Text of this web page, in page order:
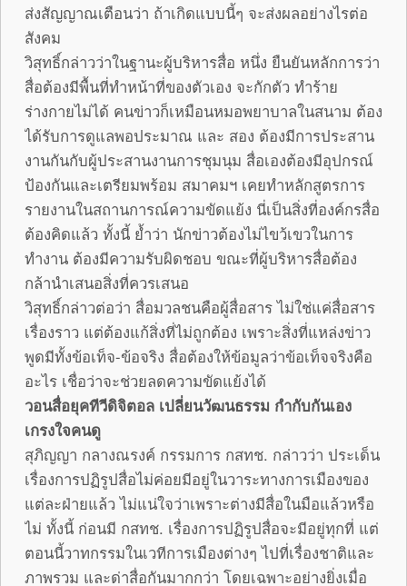
ส่งสัญญาณเตือนว่า ถ้าเกิดแบบนี้ๆ จะส่งผลอย่างไรต่อ
สังคม
วิสุทธิ์กล่าวว่าในฐานะผู้บริหารสื่อ หนึ่ง ยืนยันหลักการว่า
สื่อต้องมีพื้นที่ทำหน้าที่ของตัวเอง จะกักตัว ทำร้าย
ร่างกายไม่ได้ คนข่าวก็เหมือนหมอพยาบาลในสนาม ต้อง
ได้รับการดูแลพอประมาณ และ สอง ต้องมีการประสาน
งานกันกับผู้ประสานงานการชุมนุม สื่อเองต้องมีอุปกรณ์
ป้องกันและเตรียมพร้อม สมาคมฯ เคยทำหลักสูตรการ
รายงานในสถานการณ์ความขัดแย้ง นี่เป็นสิ่งที่องค์กรสื่อ
ต้องคิดแล้ว ทั้งนี้ ย้ำว่า นักข่าวต้องไม่ไขว้เขวในการ
ทำงาน ต้องมีความรับผิดชอบ ขณะที่ผู้บริหารสื่อต้อง
กล้านำเสนอสิ่งที่ควรเสนอ
วิสุทธิ์กล่าวต่อว่า สื่อมวลชนคือผู้สื่อสาร ไม่ใช่แค่สื่อสาร
เรื่องราว แต่ต้องแก้สิ่งที่ไม่ถูกต้อง เพราะสิ่งที่แหล่งข่าว
พูดมีทั้งข้อเท็จ-ข้อจริง สื่อต้องให้ข้อมูลว่าข้อเท็จจริงคือ
อะไร เชื่อว่าจะช่วยลดความขัดแย้งได้
วอนสื่อยุคทีวีดิจิตอล เปลี่ยนวัฒนธรรม กำกับกันเอง
เกรงใจคนดู
สุภิญญา กลางณรงค์ กรรมการ กสทช. กล่าวว่า ประเด็น
เรื่องการปฏิรูปสื่อไม่ค่อยมีอยู่ในวาระทางการเมืองของ
แต่ละฝ่ายแล้ว ไม่แน่ใจว่าเพราะต่างมีสื่อในมือแล้วหรือ
ไม่ ทั้งนี้ ก่อนมี กสทช. เรื่องการปฏิรูปสื่อจะมีอยู่ทุกที่ แต่
ตอนนี้วาทกรรมในเวทีการเมืองต่างๆ ไปที่เรื่องชาติและ
ภาพรวม และด่าสื่อกันมากกว่า โดยเฉพาะอย่างยิ่งเมื่อ